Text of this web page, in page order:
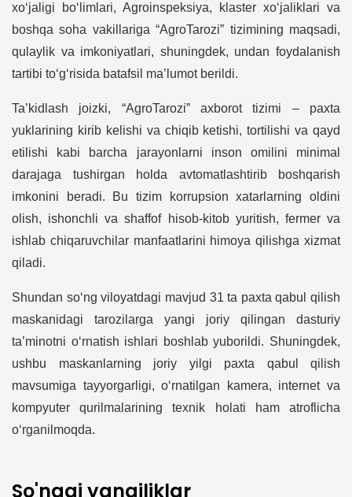
xo‘jaligi bo‘limlari, Agroinspeksiya, klaster xo‘jaliklari va
boshqa soha vakillariga “AgroTarozi” tizimining maqsadi,
qulaylik va imkoniyatlari, shuningdek, undan foydalanish
tartibi to‘g‘risida batafsil ma’lumot berildi.
Ta’kidlash joizki, “AgroTarozi” axborot tizimi – paxta
yuklarining kirib kelishi va chiqib ketishi, tortilishi va qayd
etilishi kabi barcha jarayonlarni inson omilini minimal
darajaga tushirgan holda avtomatlashtirib boshqarish
imkonini beradi. Bu tizim korrupsion xatarlarning oldini
olish, ishonchli va shaffof hisob-kitob yuritish, fermer va
ishlab chiqaruvchilar manfaatlarini himoya qilishga xizmat
qiladi.
Shundan so‘ng viloyatdagi mavjud 31 ta paxta qabul qilish
maskanidagi tarozilarga yangi joriy qilingan dasturiy
ta’minotni o‘rnatish ishlari boshlab yuborildi. Shuningdek,
ushbu maskanlarning joriy yilgi paxta qabul qilish
mavsumiga tayyorgarligi, o‘rnatilgan kamera, internet va
kompyuter qurilmalarining texnik holati ham atroflicha
o‘rganilmoqda.
So'nggi yangiliklar